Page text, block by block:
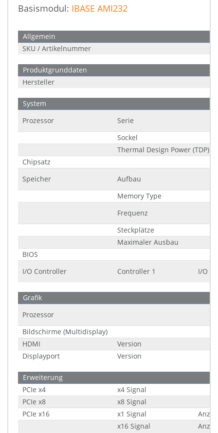
Basismodul: IBASE AMI232
Allgemein
SKU / Artikelnummer
Produktgrunddaten
Hersteller
System
Prozessor
Serie
Sockel
Thermal Design Power (TDP)
Chipsatz
Speicher
Aufbau
Memory Type
Frequenz
Steckplätze
Maximaler Ausbau
BIOS
I/O Controller
Controller 1 I/O
Grafik
Prozessor
Bildschirme (Multidisplay)
HDMI
Version
Displayport
Version
Erweiterung
PCIe x4
x4 Signal
PCIe x8
x8 Signal
PCIe x16
x1 Signal
x16 Signal